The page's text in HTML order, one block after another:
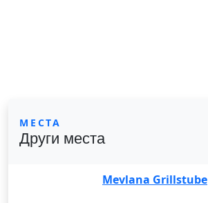
МЕСТА
Други места
Mevlana Grillstube